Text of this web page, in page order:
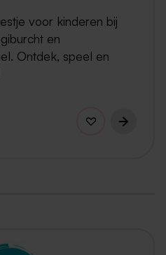
voor kinderen bij
en
Ontdek, speel en